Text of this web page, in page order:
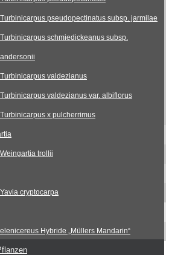
Turbinicarpus pseudopectinatus subsp. jarmilae
Turbinicarpus schmiedickeanus subsp.
andersonii
Turbinicarpus valdezianus
Turbinicarpus valdezianus var. albiflorus
Turbinicarpus x pulcherrimus
Weingartia trollii
Yavia cryptocarpa
Hybride „Müllers Mandarin“